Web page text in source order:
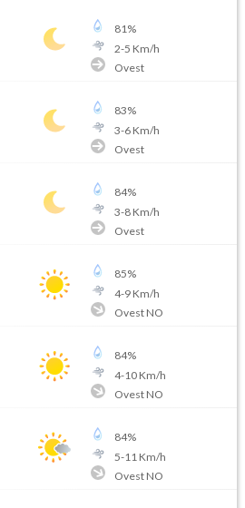
81%
2-5 Km/h
Ovest
83%
3-6Km/h
Ovest
84%
3-8Km/h
Ovest
85%
4-9Km/h
Ovest NO
84%
4-10Km/h
Ovest NO
84%
5-11 Km/h
Ovest NO